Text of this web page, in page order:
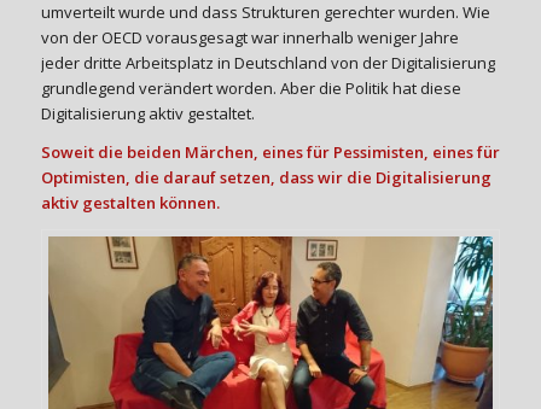
umverteilt wurde und dass Strukturen gerechter wurden. Wie
von der OECD vorausgesagt war innerhalb weniger Jahre
jeder dritte Arbeitsplatz in Deutschland von der Digitalisierung
grundlegend verändert worden. Aber die Politik hat diese
Digitalisierung aktiv gestaltet.
Soweit die beiden Märchen, eines für Pessimisten, eines für
Optimisten, die darauf setzen, dass wir die Digitalisierung
aktiv gestalten können.